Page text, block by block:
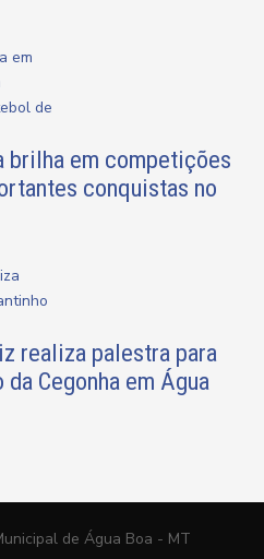
brilha em competições
conquistas no
realiza palestra para
Cegonha em Água
de Água Boa - MT